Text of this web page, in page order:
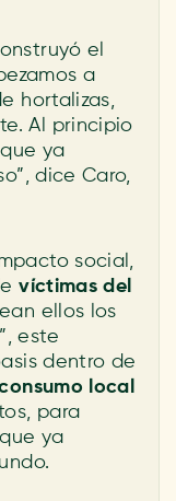
el
a
hortalizas,
Al principio
ya
dice Caro,
social,
víctimas del
ellos los
”, este
dentro de
local
para
ya